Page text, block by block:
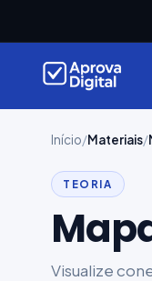
Início/Materiais/
TEORIA
Visualize
Carrinho
está